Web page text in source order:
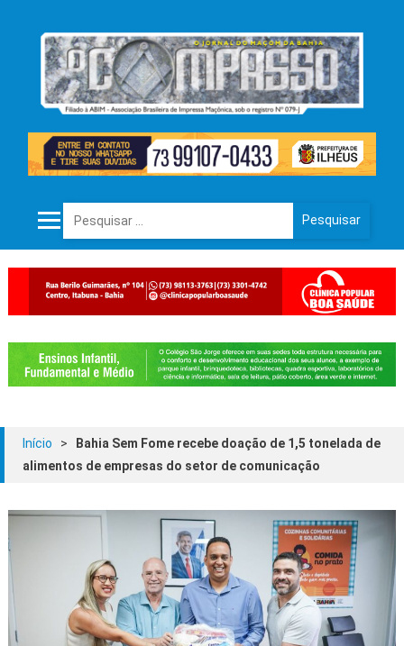
Pesquisar por:
Início >
Bahia Sem Fome recebe doação de 1,5 tonelada de
alimentos de empresas do setor de comunicação